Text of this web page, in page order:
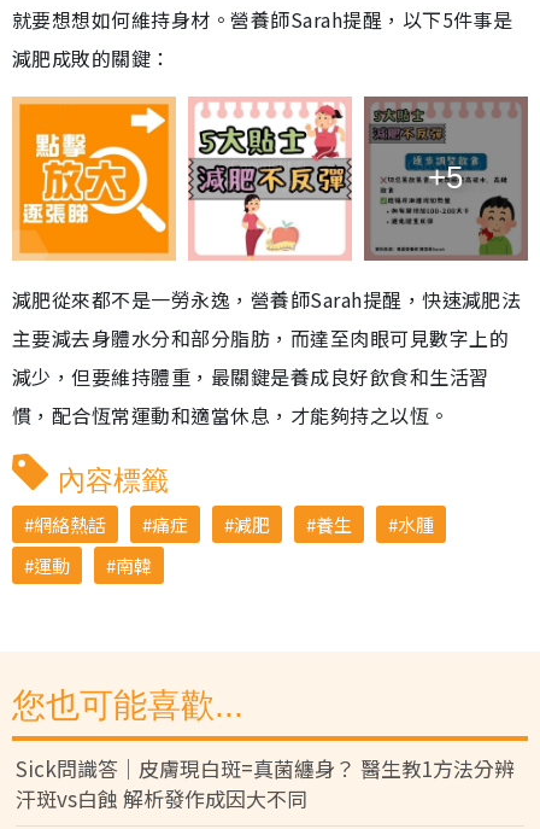
就要想想如何維持身材。營養師Sarah提醒，以下5件事是
減肥成敗的關鍵：
+5
減肥從來都不是一勞永逸，營養師Sarah提醒，快速減肥法
主要減去身體水分和部分脂肪，而達至肉眼可見數字上的
減少，但要維持體重，最關鍵是養成良好飲食和生活習
慣，配合恆常運動和適當休息，才能夠持之以恆。
內容標籤
網絡熱話 痛症 減肥 養生
水腫
運動
南韓
您也可能喜歡...
Sick問識答｜皮膚現白斑=真菌纏身？ 醫生教1方法分辨
汗斑vs白蝕 解析發作成因大不同